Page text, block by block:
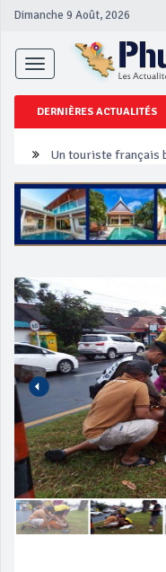
Dimanche 9 Août, 2026
Toggle
navigation
DERNIÈRES ACTUALITÉS
Phuket Peranakan
‘Phuket Eye’
Campagne de